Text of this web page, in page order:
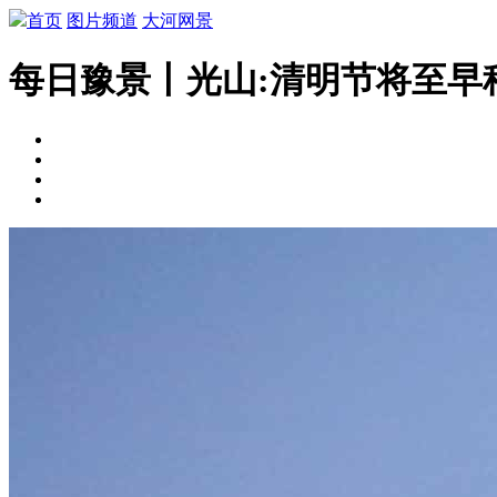
首页 图片频道 大河网景
每日豫景丨光山:清明节将至早